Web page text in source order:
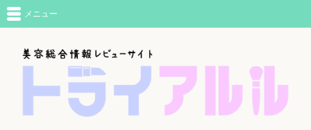
メニュー